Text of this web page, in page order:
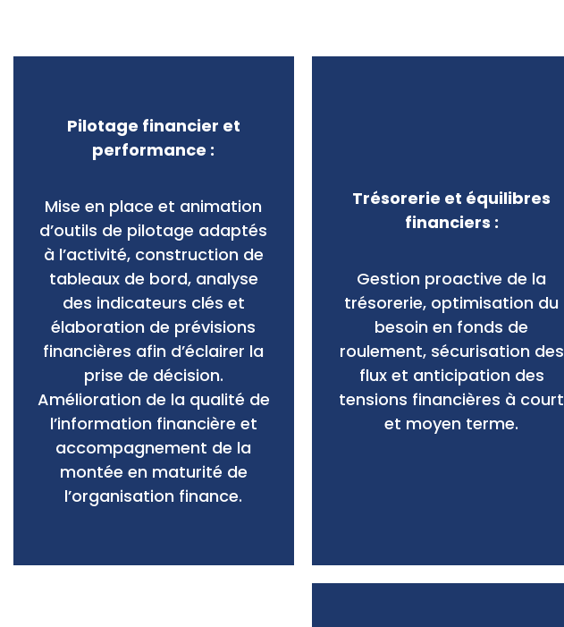
Pilotage financier et
performance :
Mise en place et animation
d’outils de pilotage adaptés
à l’activité, construction de
tableaux de bord, analyse
des indicateurs clés et
élaboration de prévisions
financières afin d’éclairer la
prise de décision.
Amélioration de la qualité de
l’information financière et
accompagnement de la
montée en maturité de
l’organisation finance.
Trésorerie et équilibres
financiers :
Gestion proactive de la
trésorerie, optimisation du
besoin en fonds de
roulement, sécurisation des
flux et anticipation des
tensions financières à court
et moyen terme.